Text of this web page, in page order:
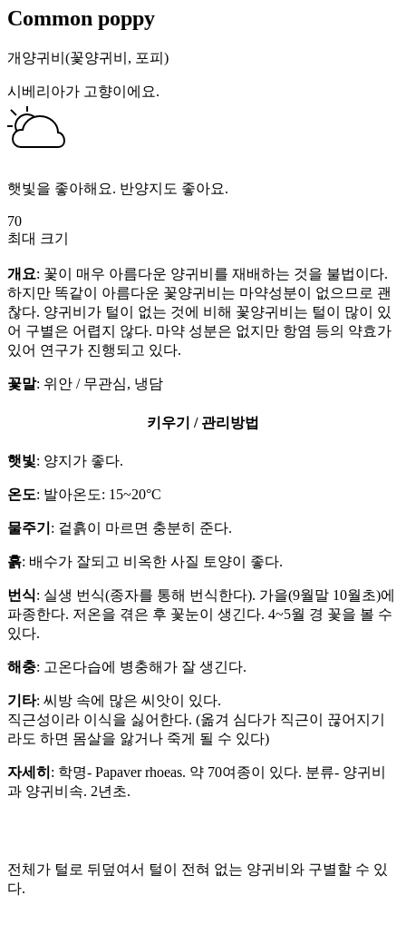
Common poppy
개양귀비(꽃양귀비, 포피)
시베리아가 고향이에요.
햇빛을 좋아해요. 반양지도 좋아요.
70
최대 크기
개요: 꽃이 매우 아름다운 양귀비를 재배하는 것을 불법이다.
하지만 똑같이 아름다운 꽃양귀비는 마약성분이 없으므로 괜
찮다. 양귀비가 털이 없는 것에 비해 꽃양귀비는 털이 많이 있
어 구별은 어렵지 않다. 마약 성분은 없지만 항염 등의 약효가
있어 연구가 진행되고 있다.
꽃말: 위안 / 무관심, 냉담
키우기 / 관리방법
햇빛: 양지가 좋다.
온도: 발아온도: 15~20°C
물주기 : 겉흙이 마르면 충분히 준다.
흙: 배수가 잘되고 비옥한 사질 토양이 좋다.
번식: 실생 번식(종자를 통해 번식한다). 가을(9월말 10월초)에
파종한다. 저온을 겪은 후 꽃눈이 생긴다. 4~5월 경 꽃을 볼 수
있다.
해충: 고온다습에 병충해가 잘 생긴다.
기타: 씨방 속에 많은 씨앗이 있다.
직근성이라 이식을 싫어한다. (옮겨 심다가 직근이 끊어지기
라도 하면 몸살을 앓거나 죽게 될 수 있다)
자세히 : 학명- Papaver rhoeas. 약 70여종이 있다. 분류- 양귀비
과 양귀비속. 2년초.
전체가 털로 뒤덮여서 털이 전혀 없는 양귀비와 구별할 수 있
다.